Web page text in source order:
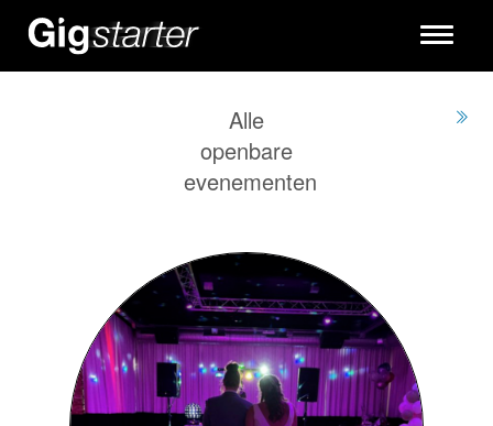
Toggle
Alle
openbare
evenementen